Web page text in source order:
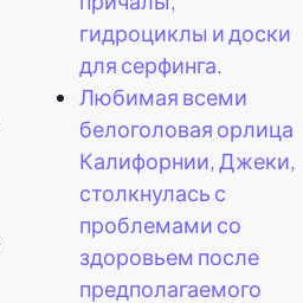
гидроциклы и доски
для серфинга.
Любимая всеми
белоголовая орлица
Калифорнии, Джеки,
столкнулась с
проблемами со
здоровьем после
предполагаемого